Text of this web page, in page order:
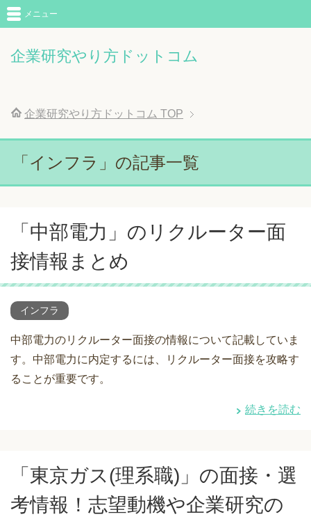
企業研究やり方ドットコム
メニュー
企業研究やり方ドットコム TOP
「インフラ」の記事一覧
「中部電力」のリクルーター面
接情報まとめ
インフラ
中部電力のリクルーター面接の情報について記載していま
す。中部電力に内定するには、リクルーター面接を攻略す
ることが重要です。
続きを読む
「東京ガス(理系職)」の面接・選
考情報！志望動機や企業研究の